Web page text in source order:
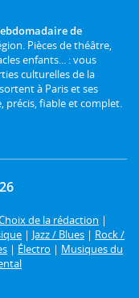
de
Pièces de théâtre,
enfants... : vous
culturelles de la
à Paris et ses
précis, fiable et complet.
de la rédaction |
| Jazz / Blues | Rock /
| Électro | Musiques du